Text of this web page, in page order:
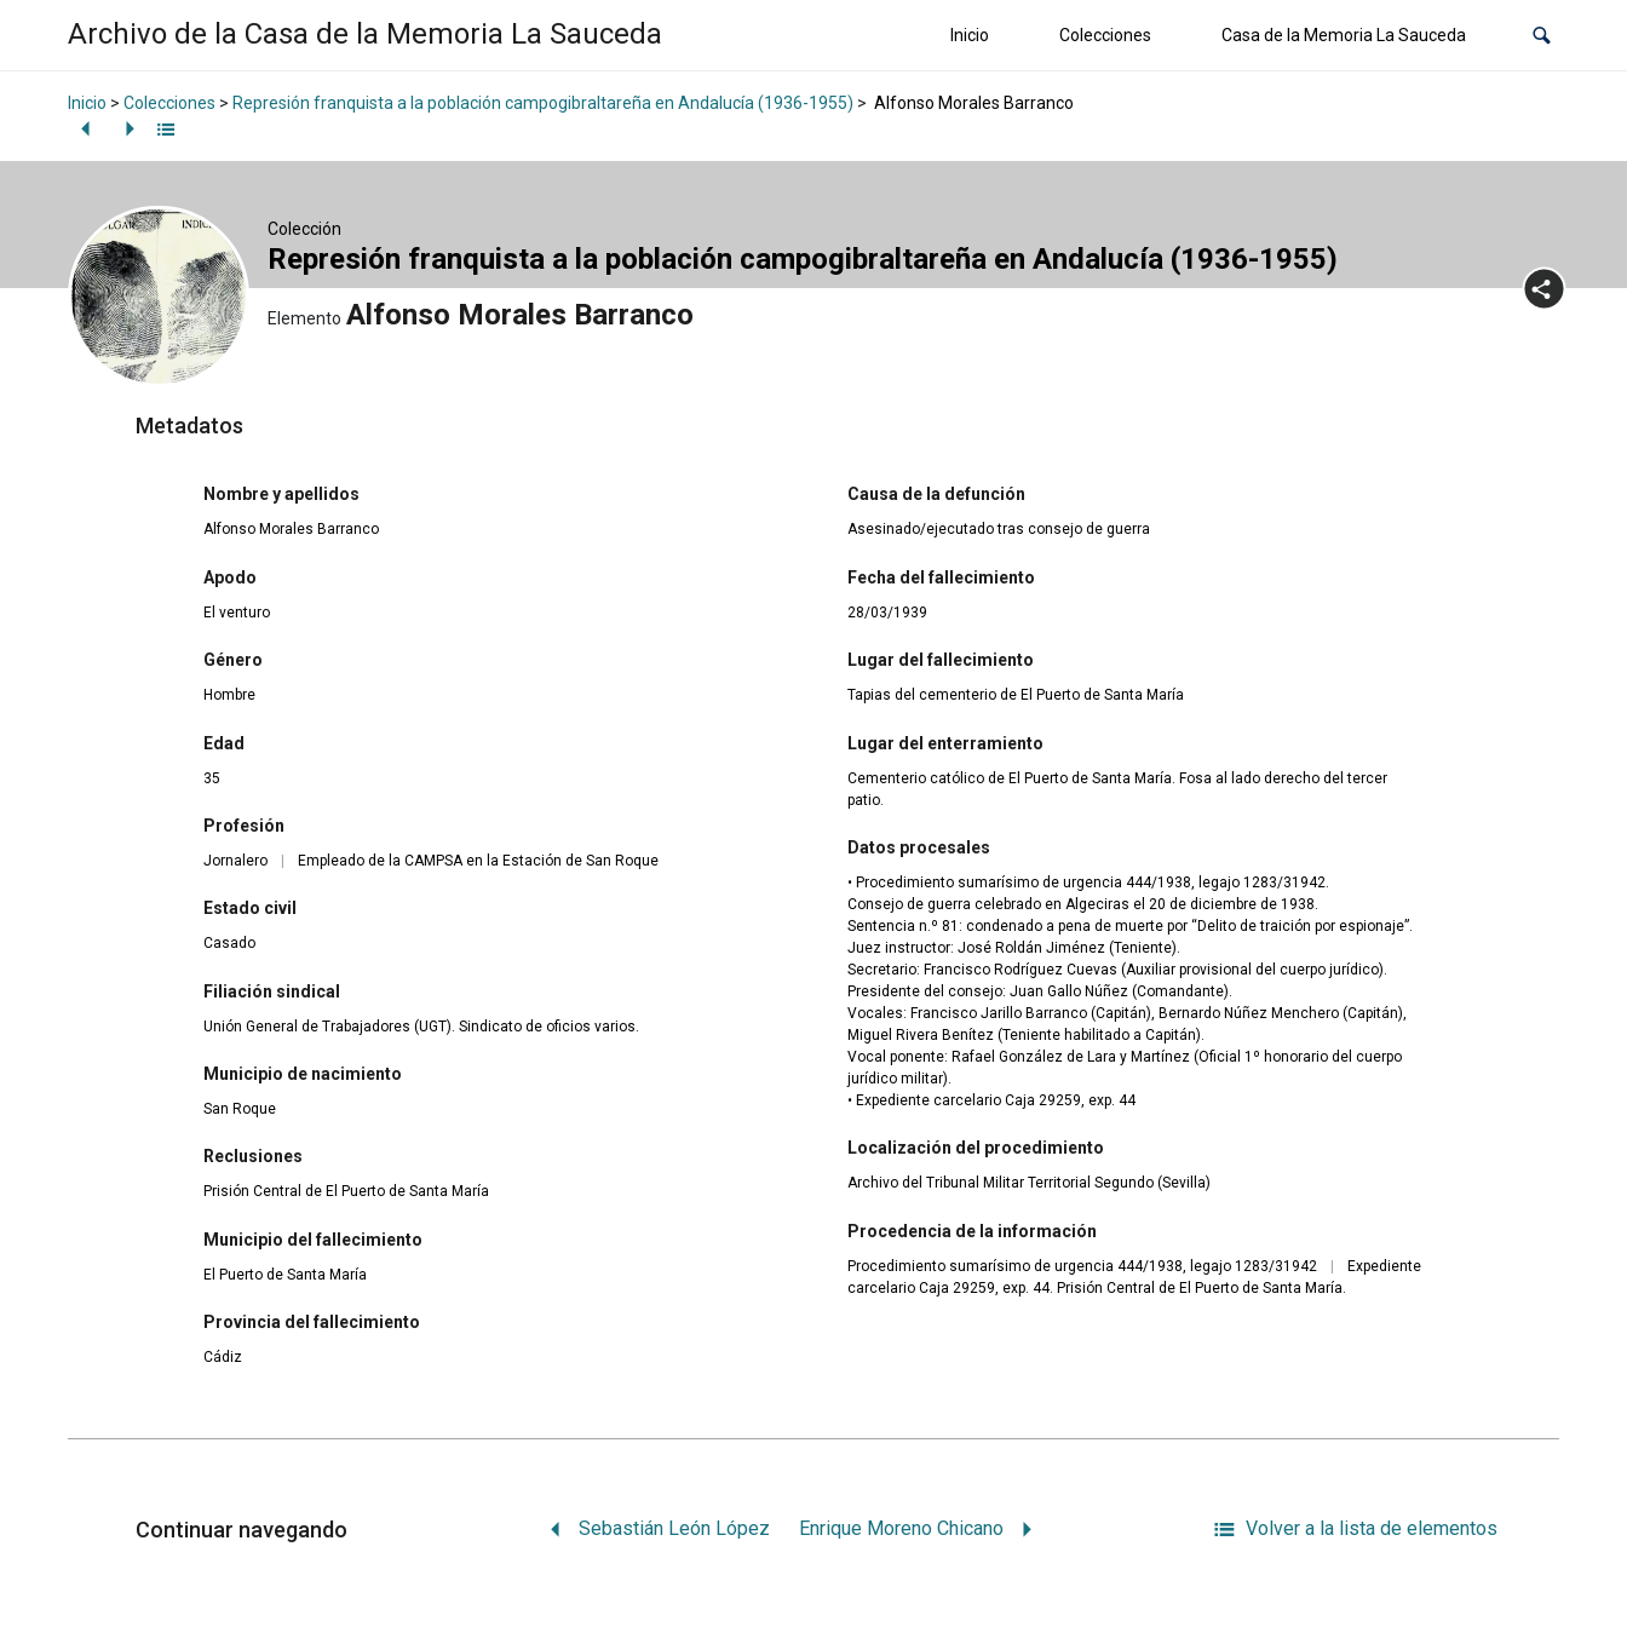
Archivo de la Casa de la Memoria La Sauceda Inicio Colecciones Casa de la Memoria La Sauceda
Inicio > Colecciones > Represión franquista a la población campogibraltareña en Andalucía (1936-1955) > Alfonso Morales Barranco
Colección
Represión franquista a la población campogibraltareña en Andalucía (1936-1955)
Elemento Alfonso Morales Barranco
Metadatos
Nombre y apellidos
Alfonso Morales Barranco
Apodo
El venturo
Género
Hombre
Edad
35
Profesión
Jornalero Empleado de la CAMPSA en la Estación de San Roque
Estado civil
Casado
Filiación sindical
Unión General de Trabajadores (UGT). Sindicato de oficios varios.
Municipio de nacimiento
San Roque
Reclusiones
Prisión Central de El Puerto de Santa María
Municipio del fallecimiento
El Puerto de Santa María
Provincia del fallecimiento
Cádiz
Causa de la defunción
Asesinado/ejecutado tras consejo de guerra
Fecha del fallecimiento
28/03/1939
Lugar del fallecimiento
Tapias del cementerio de El Puerto de Santa María
Lugar del enterramiento
Cementerio católico de El Puerto de Santa María. Fosa al lado derecho del tercer
patio.
Datos procesales
• Procedimiento sumarísimo de urgencia 444/1938, legajo 1283/31942.
Consejo de guerra celebrado en Algeciras el 20 de diciembre de 1938.
Sentencia n.º 81: condenado a pena de muerte por “Delito de traición por espionaje”.
Juez instructor: José Roldán Jiménez (Teniente).
Secretario: Francisco Rodríguez Cuevas (Auxiliar provisional del cuerpo jurídico).
Presidente del consejo: Juan Gallo Núñez (Comandante).
Vocales: Francisco Jarillo Barranco (Capitán), Bernardo Núñez Menchero (Capitán),
Miguel Rivera Benítez (Teniente habilitado a Capitán).
Vocal ponente: Rafael González de Lara y Martínez (Oficial 1º honorario del cuerpo
jurídico militar).
• Expediente carcelario Caja 29259, exp. 44
Localización del procedimiento
Archivo del Tribunal Militar Territorial Segundo (Sevilla)
Procedencia de la información
Procedimiento sumarísimo de urgencia 444/1938, legajo 1283/31942 |
Expediente
carcelario Caja 29259, exp. 44. Prisión Central de El Puerto de Santa María.
Continuar navegando Sebastián León López Enrique Moreno Chicano Volver a la lista de elementos